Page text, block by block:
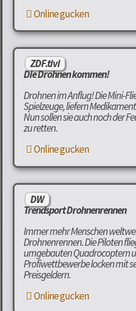
Online gucken
ZDF.tivi
Die Drohnen kommen!
Drohnen im Anflug! Die Mini-
Spielzeuge, liefern
Nun sollen sie auch noch der
zu retten.
Online gucken
DW
Trendsport Drohnenrennen
Immer mehr Menschen
Drohnenrennen. Die Piloten
umgebauten Quadrocoptern
Profiwettbewerbe locken mit
Preisgeldern.
Online gucken